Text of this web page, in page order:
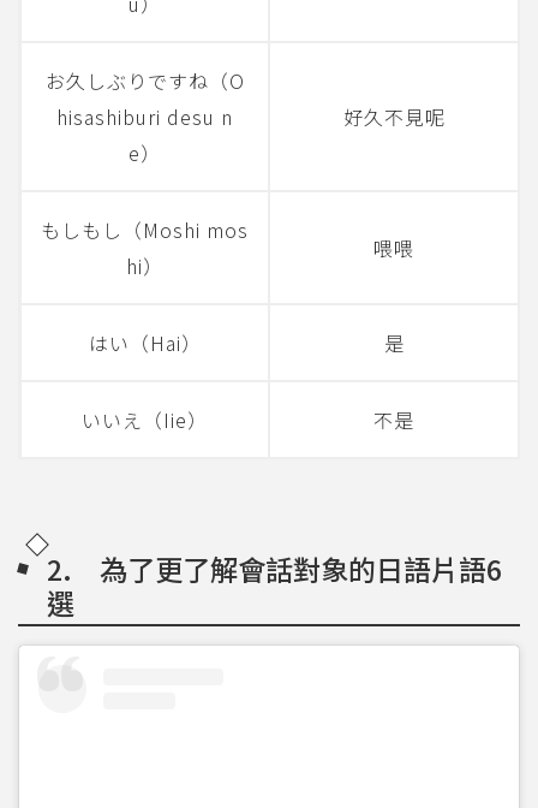
お久しぶりですね（O
hisashiburi desu n
e）
好久不見呢
もしもし（Moshi mos
hi）
喂喂
はい（Hai） 是
いいえ（Iie） 不是
2. 為了更了解會話對象的日語片語6
選